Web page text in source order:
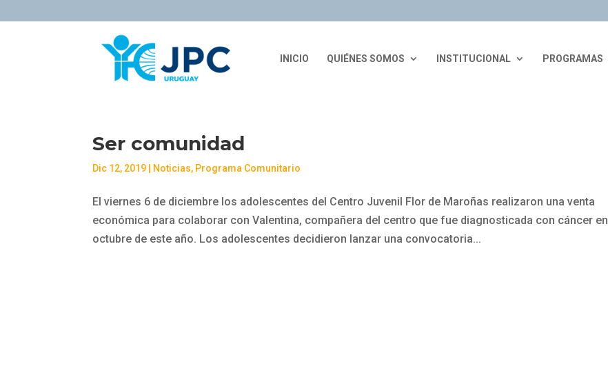
INICIO QUIÉNES SOMOS INSTITUCIONAL PROGRAMAS
Ser comunidad
Dic 12, 2019 Noticias, Programa Comunitario
El viernes 6 de diciembre los adolescentes del Centro Juvenil Flor de Maroñas realizaron una venta
económica para colaborar con Valentina, compañera del centro que fue diagnosticada con cáncer en
octubre de este año. Los adolescentes decidieron lanzar una convocatoria...